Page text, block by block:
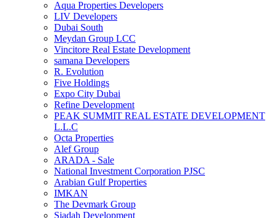
Aqua Properties Developers
LIV Developers
Dubai South
Meydan Group LCC
Vincitore Real Estate Development
samana Developers
R. Evolution
Five Holdings
Expo City Dubai
Refine Development
PEAK SUMMIT REAL ESTATE DEVELOPMENT
L.L.C
Octa Properties
Alef Group
ARADA - Sale
National Investment Corporation PJSC
Arabian Gulf Properties
IMKAN
The Devmark Group
Siadah Development